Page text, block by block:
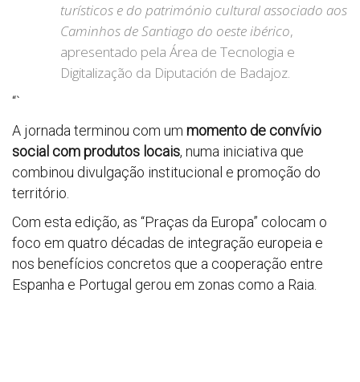
turísticos e do património cultural associado aos
Caminhos de Santiago do oeste ibérico,
apresentado pela Área de Tecnologia e
Digitalização da Diputación de Badajoz.
“`
A jornada terminou com um momento de convívio
social com produtos locais, numa iniciativa que
combinou divulgação institucional e promoção do
território.
Com esta edição, as “Praças da Europa” colocam o
foco em quatro décadas de integração europeia e
nos benefícios concretos que a cooperação entre
Espanha e Portugal gerou em zonas como a Raia.